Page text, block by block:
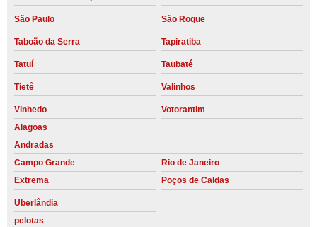
São Paulo São Roque
Taboão da Serra Tapiratiba
Tatuí Taubaté
Tietê Valinhos
Vinhedo
Votorantim
Alagoas
Andradas
Campo Grande
Rio de Janeiro
Extrema
Poços de Caldas
Uberlândia
pelotas